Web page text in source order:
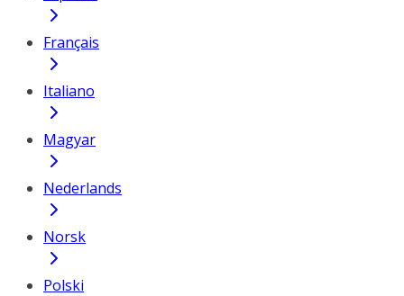
Français
Italiano
Magyar
Nederlands
Norsk
Polski